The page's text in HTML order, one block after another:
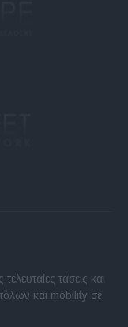
τάσεις και
και mobility σε